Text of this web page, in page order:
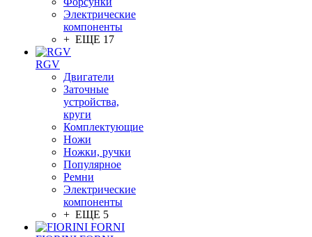
Электрические
компоненты
+ ЕЩЕ 17
RGV
Двигатели
Заточные
устройства,
круги
Комплектующие
Ножи
Ножки, ручки
Популярное
Ремни
Электрические
компоненты
+ ЕЩЕ 5